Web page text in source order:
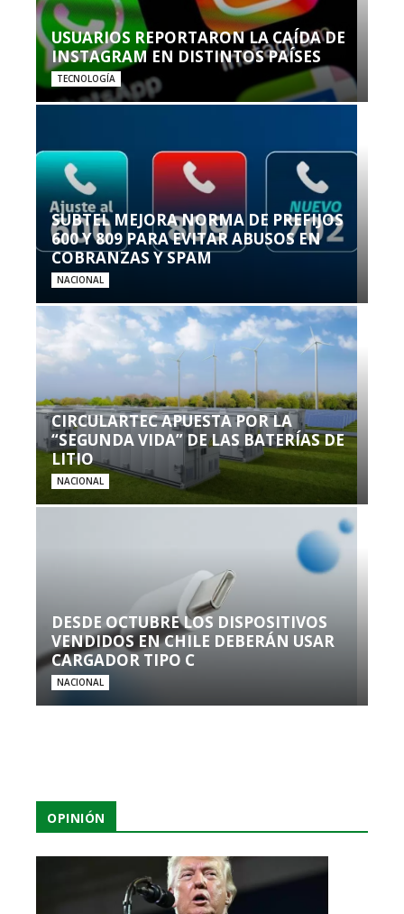
USUARIOS REPORTARON LA CAÍDA DE
INSTAGRAM EN DISTINTOS PAÍSES
TECNOLOGÍA
SUBTEL MEJORA NORMA DE PREFIJOS
600 Y 809 PARA EVITAR ABUSOS EN
COBRANZAS Y SPAM
NACIONAL
CIRCULARTEC APUESTA POR LA
“SEGUNDA VIDA” DE LAS BATERÍAS DE
LITIO
NACIONAL
DESDE OCTUBRE LOS DISPOSITIVOS
VENDIDOS EN CHILE DEBERÁN USAR
CARGADOR TIPO C
NACIONAL
OPINIÓN